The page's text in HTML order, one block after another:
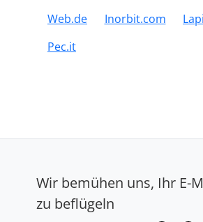
Web.de
Inorbit.com
Pec.it
Wir bemühen uns, Ihr E-
zu beflügeln